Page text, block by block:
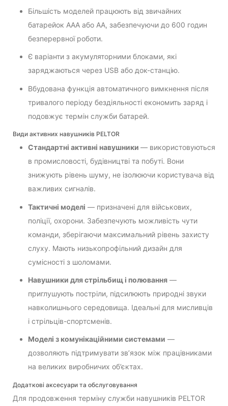
Більшість моделей працюють від звичайних
батарейок ААА або АА, забезпечуючи до 600 годин
безперервної роботи.
Є варіанти з акумуляторними блоками, які
заряджаються через USB або док-станцію.
Вбудована функція автоматичного вимкнення після
тривалого періоду бездіяльності економить заряд і
подовжує термін служби батарей.
Види активних навушників PELTOR
Стандартні активні навушники — використовуються
в промисловості, будівництві та побуті. Вони
знижують рівень шуму, не ізолюючи користувача від
важливих сигналів.
Тактичні моделі — призначені для військових,
поліції, охорони. Забезпечують можливість чути
команди, зберігаючи максимальний рівень захисту
слуху. Мають низькопрофільний дизайн для
сумісності з шоломами.
Навушники для стрільбищ і полювання —
приглушують постріли, підсилюють природні звуки
навколишнього середовища. Ідеальні для мисливців
і стрільців-спортсменів.
Моделі з комунікаційними системами —
дозволяють підтримувати зв’язок між працівниками
на великих виробничих об’єктах.
Додаткові аксесуари та обслуговування
Для продовження терміну служби навушників PELTOR